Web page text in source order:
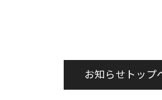
お知らせトップ